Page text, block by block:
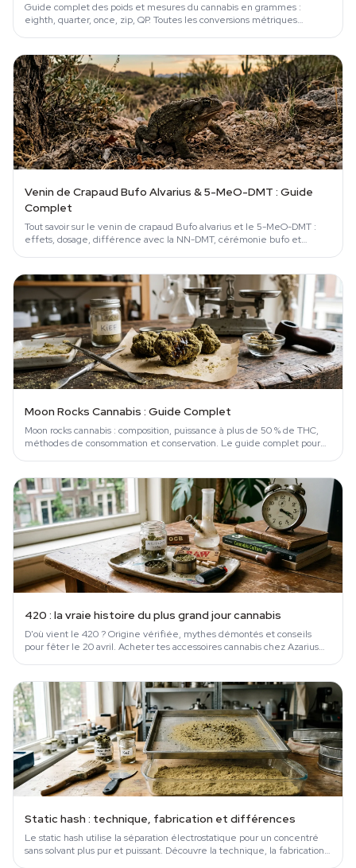
Guide complet des poids et mesures du cannabis en grammes :
eighth, quarter, once, zip, QP. Toutes les conversions métriques
Venin de Crapaud Bufo Alvarius & 5-MeO-DMT : Guide
Complet
Tout savoir sur le venin de crapaud Bufo alvarius et le 5-MeO-DMT :
effets, dosage, différence avec la NN-DMT, cérémonie bufo et
Moon Rocks Cannabis : Guide Complet
Moon rocks cannabis : composition, puissance à plus de 50 % de THC,
méthodes de consommation et conservation. Le guide complet pour
420 : la vraie histoire du plus grand jour cannabis
D'où vient le 420 ? Origine vérifiée, mythes démontés et conseils
pour fêter le 20 avril. Acheter tes accessoires cannabis chez Azarius
Static hash : technique, fabrication et différences
Le static hash utilise la séparation électrostatique pour un concentré
sans solvant plus pur et puissant. Découvre la technique, la fabrication